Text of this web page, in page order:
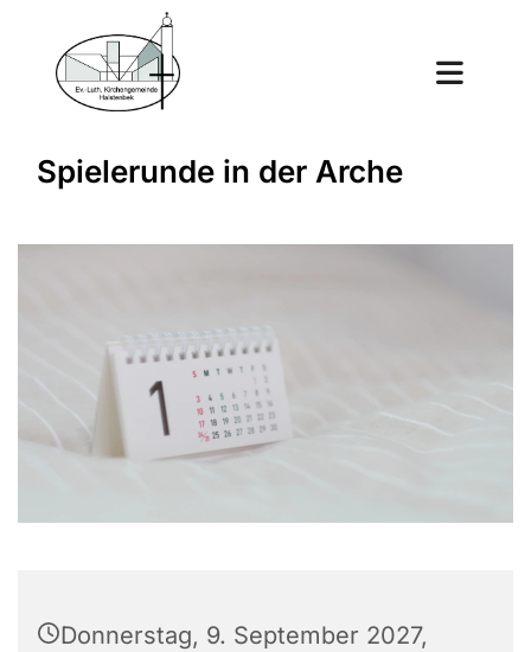
Spielerunde in der Arche
Donnerstag, 9. September 2027,